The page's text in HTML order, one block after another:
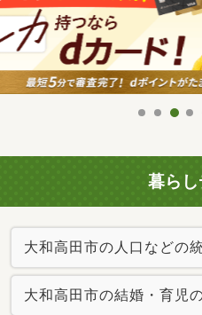
暮らし
大和高田市の人口などの
大和高田市の結婚・育児